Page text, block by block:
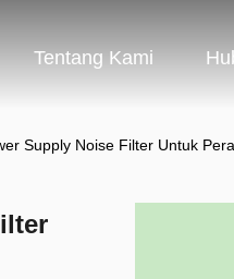
Tentang Kami
Supply Noise Filter Untuk